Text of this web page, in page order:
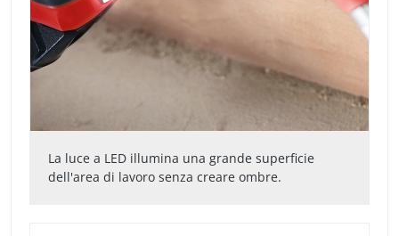
La luce a LED illumina una grande superficie
dell'area di lavoro senza creare ombre.